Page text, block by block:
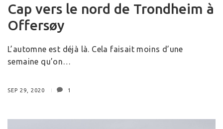
Cap vers le nord de Trondheim à
Offersøy
L’automne est déjà là. Cela faisait moins d’une
semaine qu’on…
SEP 29, 2020 1